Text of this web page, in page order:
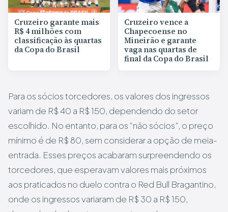
Cruzeiro garante mais
R$ 4 milhões com
classificação às quartas
da Copa do Brasil
Cruzeiro vence a
Chapecoense no
Mineirão e garante
vaga nas quartas de
final da Copa do Brasil
Para os sócios torcedores, os valores dos ingressos
variam de R$ 40 a R$ 150, dependendo do setor
escolhido. No entanto, para os “não sócios”, o preço
mínimo é de R$ 80, sem considerar a opção de meia-
entrada. Esses preços acabaram surpreendendo os
torcedores, que esperavam valores mais próximos
aos praticados no duelo contra o Red Bull Bragantino,
onde os ingressos variaram de R$ 30 a R$ 150,